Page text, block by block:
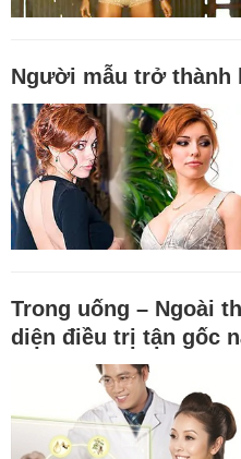
Người mẫu trở thành
Trong uống – Ngoài
diện điều trị tận gốc